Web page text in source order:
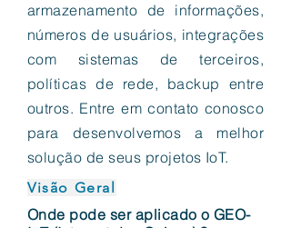
armazenamento de informações,
números de usuários, integrações
com sistemas de terceiros,
políticas de rede, backup entre
outros. Entre em contato conosco
para desenvolvemos a melhor
solução de seus projetos IoT.
Visão Geral
Onde pode ser aplicado o GEO-